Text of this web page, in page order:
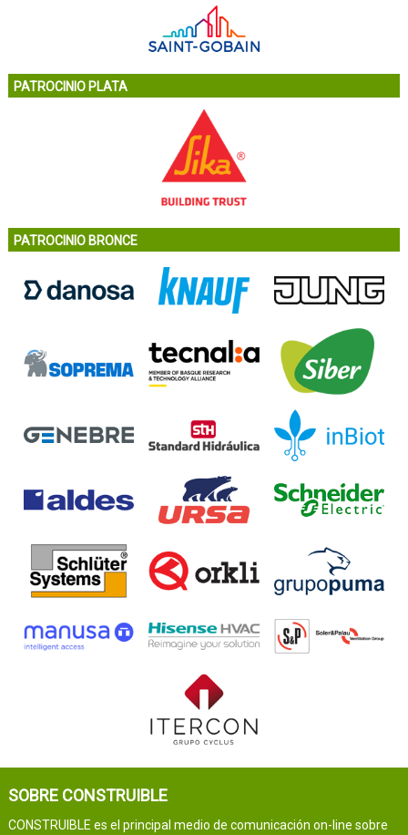
PATROCINIO PLATA
PATROCINIO BRONCE
SOBRE CONSTRUIBLE
CONSTRUIBLE es el principal medio de comunicación on-line sobre